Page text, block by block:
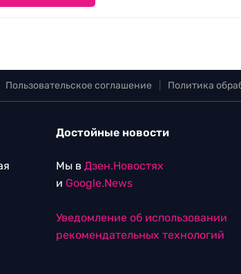
Пользовательское соглашение Политика
Достойные новости
Мы в Дзен.Новостях
и Google.News
Уведомление об использовании
рекомендательных технологий